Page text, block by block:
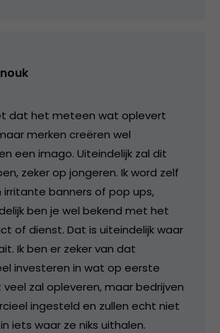
dat het meteen wat oplevert
merken creëren wel
een imago. Uiteindelijk zal dit
zeker op jongeren. Ik word zelf
irritante banners of pop ups,
ben je wel bekend met het
of dienst. Dat is uiteindelijk waar
Ik ben er zeker van dat
investeren in wat op eerste
zal opleveren, maar bedrijven
ingesteld en zullen echt niet
iets waar ze niks uithalen.